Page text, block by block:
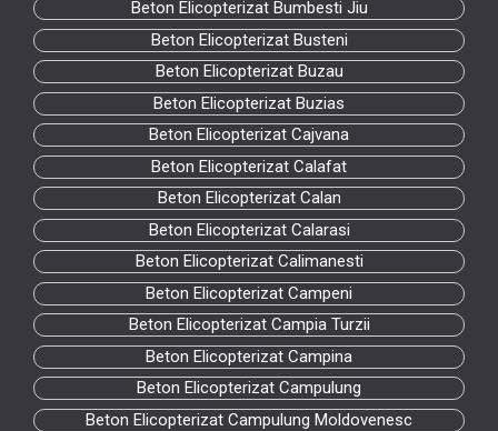
Beton Elicopterizat Bumbesti Jiu
Beton Elicopterizat Busteni
Beton Elicopterizat Buzau
Beton Elicopterizat Buzias
Beton Elicopterizat Cajvana
Beton Elicopterizat Calafat
Beton Elicopterizat Calan
Beton Elicopterizat Calarasi
Beton Elicopterizat Calimanesti
Beton Elicopterizat Campeni
Beton Elicopterizat Campia Turzii
Beton Elicopterizat Campina
Beton Elicopterizat Campulung
Beton Elicopterizat Campulung Moldovenesc